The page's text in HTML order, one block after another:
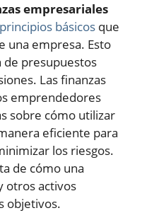
empresariales
principios básicos que
una empresa. Esto
de presupuestos
Las finanzas
emprendedores
sobre cómo utilizar
eficiente para
los riesgos.
de cómo una
otros activos
objetivos.